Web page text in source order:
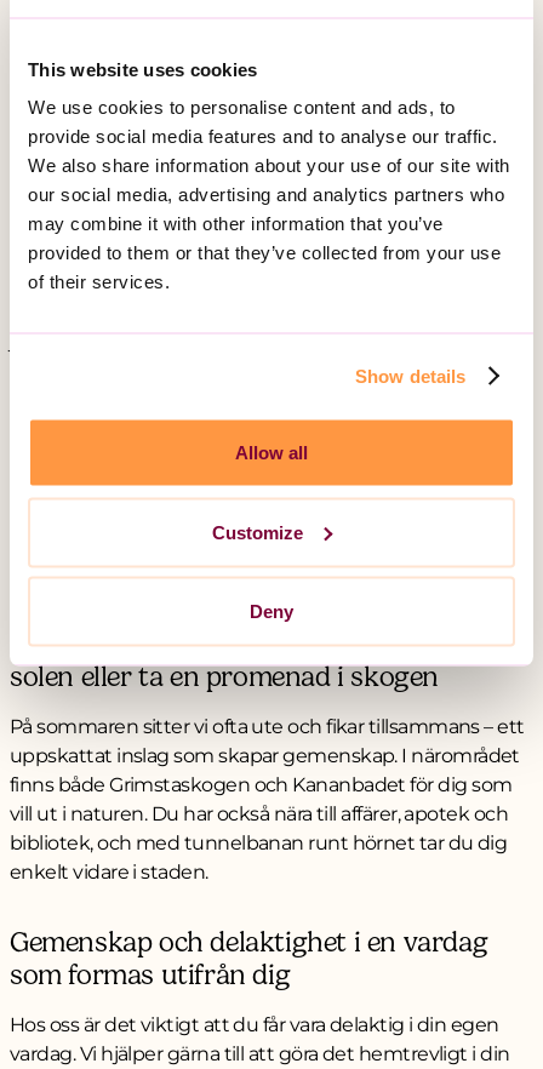
This website uses cookies
We use cookies to personalise content and ads, to
provide social media features and to analyse our traffic.
We also share information about your use of our site with
our social media, advertising and analytics partners who
may combine it with other information that you’ve
provided to them or that they’ve collected from your use
of their services.
Show details
Allow all
Customize
Deny
Egen lägenhet med gemensam bas – här
finns både lugn och liv
Du bor i ett flerfamiljshus med hiss, cykelrum och
gemensam tvättstuga. I din egen lägenhet har du
trygghet och integritet, och i vår gemensamma bas
samlas vi gärna för att pyssla, baka, spela spel eller bara ta
jul – och det är alltid en hjärtlig och vänlig ton mellan alla
Våra medarbetare har lång erfarenhet och ett starkt
engagemang. De ser dig, peppar dig och ger gärna det
där lilla extra som man ibland kan behöva. Hos oss finns
du ska känna dig trygg, sedd och kunna leva ditt liv på
dina villkor.
Nära till både natur och stadsliv – fika i
solen eller ta en promenad i skogen
På sommaren sitter vi ofta ute och fikar tillsammans – ett
uppskattat inslag som skapar gemenskap. I närområdet
finns både Grimstaskogen och Kananbadet för dig som
vill ut i naturen. Du har också nära till affärer, apotek och
bibliotek, och med tunnelbanan runt hörnet tar du dig
enkelt vidare i staden.
Gemenskap och delaktighet i en vardag
som formas utifrån dig
Hos oss är det viktigt att du får vara delaktig i din egen
vardag. Vi hjälper gärna till att göra det hemtrevligt i din